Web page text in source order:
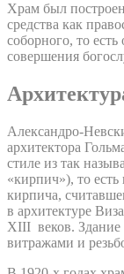
Храм был
средства как
соборного, то
совершения
Александро-
архитектора
стиле из так
«кирпич»), то
кирпича,
в архитектуре
XIII веков. Здание
витражами и